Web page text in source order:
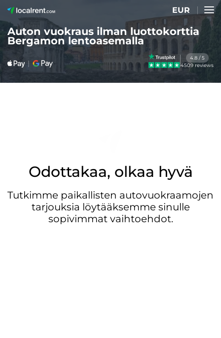
EUR
Auton vuokraus ilman luottokorttia
Bergamon lentoasemalla
4.8 / 5
4509 reviews
Odottakaa, olkaa hyvä
Tutkimme paikallisten autovuokraamojen
tarjouksia löytääksemme sinulle
sopivimmat vaihtoehdot.